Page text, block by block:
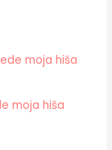
moja hiša